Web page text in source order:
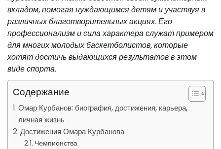
вкладом, помогая нуждающимся детям и участвуя в
различных благотворительных акциях. Его
профессионализм и сила характера служат примером
для многих молодых баскетболистов, которые
хотят достичь выдающихся результатов в этом
виде спорта.
Содержание
Омар Курбанов: биография, достижения, карьера,
личная жизнь
Достижения Омара Курбанова
Чемпионства